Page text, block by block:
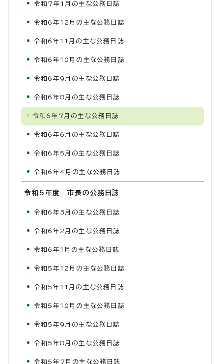
令和7年1月の主な公務日誌
令和6年12月の主な公務日誌
令和6年11月の主な公務日誌
令和6年10月の主な公務日誌
令和6年9月の主な公務日誌
令和6年8月の主な公務日誌
令和6年7月の主な公務日誌
令和6年6月の主な公務日誌
令和6年5月の主な公務日誌
令和6年4月の主な公務日誌
令和5年度 市長の公務日誌
令和6年3月の主な公務日誌
令和6年2月の主な公務日誌
令和6年1月の主な公務日誌
令和5年12月の主な公務日誌
令和5年11月の主な公務日誌
令和5年10月の主な公務日誌
令和5年9月の主な公務日誌
令和5年8月の主な公務日誌
令和5年7月の主な公務日誌